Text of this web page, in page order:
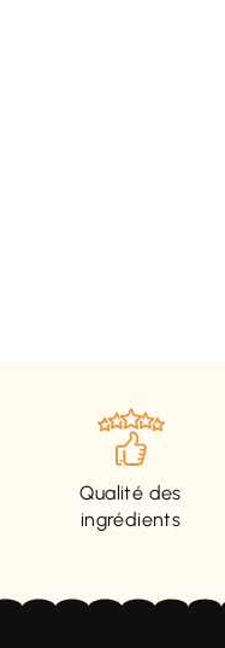
Qualité des
ingrédients